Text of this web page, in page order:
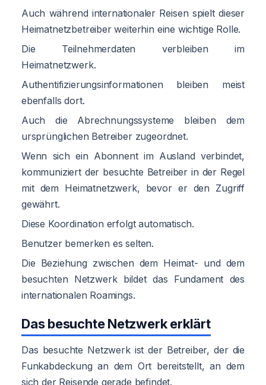
Auch während internationaler Reisen spielt dieser
Heimatnetzbetreiber weiterhin eine wichtige Rolle.
Die Teilnehmerdaten verbleiben im
Heimatnetzwerk.
Authentifizierungsinformationen bleiben meist
ebenfalls dort.
Auch die Abrechnungssysteme bleiben dem
ursprünglichen Betreiber zugeordnet.
Wenn sich ein Abonnent im Ausland verbindet,
kommuniziert der besuchte Betreiber in der Regel
mit dem Heimatnetzwerk, bevor er den Zugriff
gewährt.
Diese Koordination erfolgt automatisch.
Benutzer bemerken es selten.
Die Beziehung zwischen dem Heimat- und dem
besuchten Netzwerk bildet das Fundament des
internationalen Roamings.
Das besuchte Netzwerk erklärt
Das besuchte Netzwerk ist der Betreiber, der die
Funkabdeckung an dem Ort bereitstellt, an dem
sich der Reisende gerade befindet.